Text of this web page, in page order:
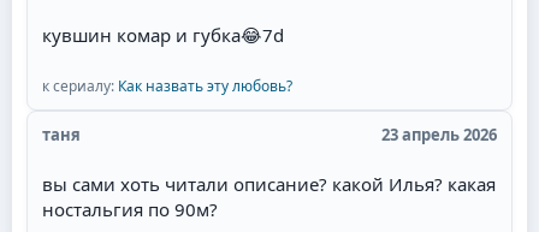
захватывающий сюжет, съёмки в живописных
полное соответствие эпохе, великолепные наряды
актёров и конечно любимая тема в романах и
сериалах- ненависть перерастающая в бешеную
сюжета. у меня даже сложилась мысль, что это
экранизация одного из дамских любовных
кувшин комар и губка😂7d
к сериалу: Как назвать эту любовь?
таня 23 апрель 2026
вы сами хоть читали описание? какой Илья? какая
ностальгия по 90м?